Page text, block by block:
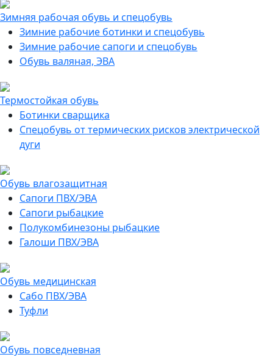
Зимняя рабочая обувь и спецобувь
Зимние рабочие ботинки и спецобувь
Зимние рабочие сапоги и спецобувь
Обувь валяная, ЭВА
Термостойкая обувь
Ботинки сварщика
Спецобувь от термических рисков электрической
дуги
Обувь влагозащитная
Сапоги ПВХ/ЭВА
Сапоги рыбацкие
Полукомбинезоны рыбацкие
Галоши ПВХ/ЭВА
Обувь медицинская
Сабо ПВХ/ЭВА
Туфли
Обувь повседневная